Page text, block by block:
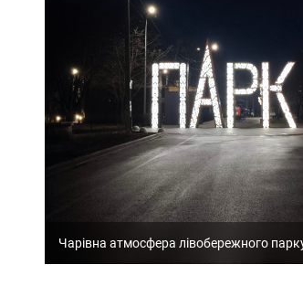
Чарівна атмосфера лівобережного